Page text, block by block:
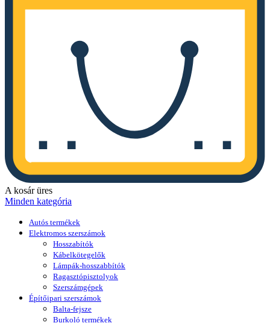
A kosár üres
Minden kategória
Autós termékek
Elektromos szerszámok
Hosszabítók
Kábelkötegelők
Lámpák-hosszabbítók
Ragasztópisztolyok
Szerszámgépek
Építőipari szerszámok
Balta-fejsze
Burkoló termékek